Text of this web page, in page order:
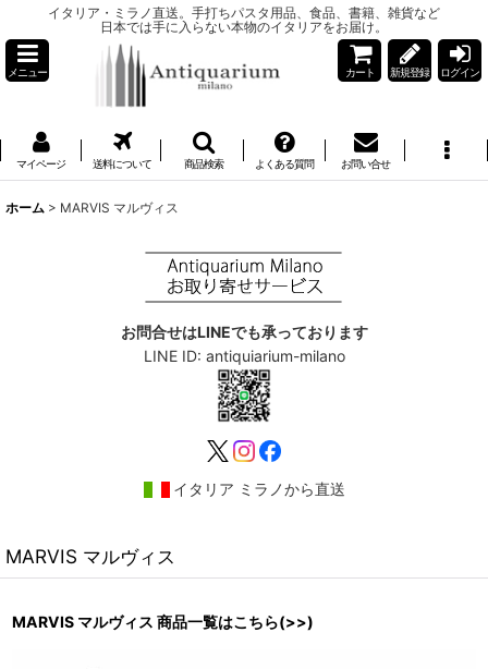
イタリア・ミラノ直送。手打ちパスタ用品、食品、書籍、雑貨など
日本では手に入らない本物のイタリアをお届け。
メニュー カート 新規登録 ログイン
マイページ 送料について 商品検索 よくある質問 お問い合せ
ホーム > MARVIS マルヴィス
お問合せはLINEでも承っております
LINE ID: antiquiarium-milano
イタリア ミラノから直送
MARVIS マルヴィス
MARVIS マルヴィス 商品一覧はこちら(>>)